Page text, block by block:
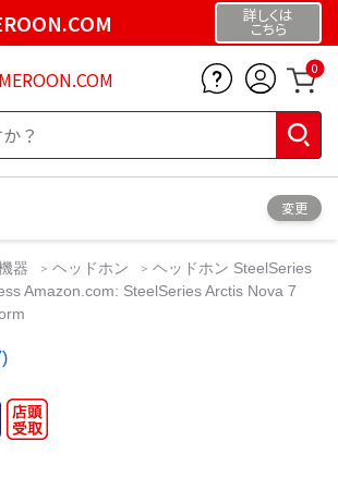
詳しくは
こちら
0
変更
器 ヘッドホン
ヘッドホン SteelSeries
Amazon.com: SteelSeries Arctis Nova 7